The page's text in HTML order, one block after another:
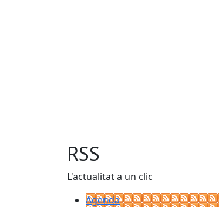
RSS
L'actualitat a un clic
Agenda